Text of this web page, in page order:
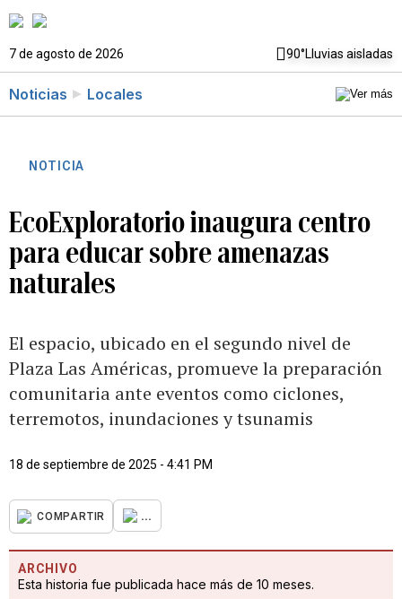
7 de agosto de 2026 90°Lluvias aisladas
Noticias Locales
NOTICIA
EcoExploratorio inaugura centro
para educar sobre amenazas
naturales
El espacio, ubicado en el segundo nivel de
Plaza Las Américas, promueve la preparación
comunitaria ante eventos como ciclones,
terremotos, inundaciones y tsunamis
18 de septiembre de 2025 - 4:41 PM
COMPARTIR ...
ARCHIVO
Esta historia fue publicada hace más de 10 meses.